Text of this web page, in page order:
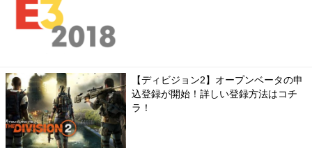
【ディビジョン2】オープンベータの申
込登録が開始！詳しい登録方法はコチ
ラ！